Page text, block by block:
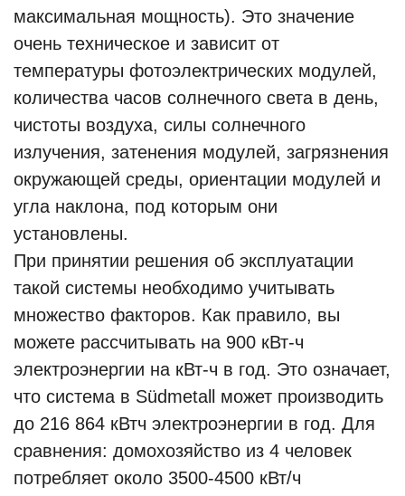
максимальная мощность). Это значение
очень техническое и зависит от
температуры фотоэлектрических модулей,
количества часов солнечного света в день,
чистоты воздуха, силы солнечного
излучения, затенения модулей, загрязнения
окружающей среды, ориентации модулей и
угла наклона, под которым они
установлены.
При принятии решения об эксплуатации
такой системы необходимо учитывать
множество факторов. Как правило, вы
можете рассчитывать на 900 кВт-ч
электроэнергии на кВт-ч в год. Это означает,
что система в Südmetall может производить
до 216 864 кВтч электроэнергии в год. Для
сравнения: домохозяйство из 4 человек
потребляет около 3500-4500 кВт/ч